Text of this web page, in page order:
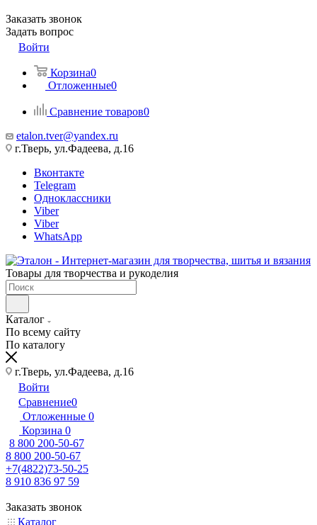
Заказать звонок
Задать вопрос
Войти
Корзина0
Отложенные0
Сравнение товаров0
etalon.tver@yandex.ru
г.Тверь, ул.Фадеева, д.16
Вконтакте
Telegram
Одноклассники
Viber
Viber
WhatsApp
Товары для творчества и рукоделия
Каталог
По всему сайту
По каталогу
г.Тверь, ул.Фадеева, д.16
Войти
Сравнение0
Отложенные 0
Корзина 0
8 800 200-50-67
8 800 200-50-67
+7(4822)73-50-25
8 910 836 97 59
Заказать звонок
Каталог